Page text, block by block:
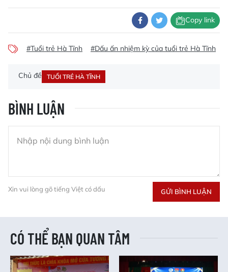
Copy link
#Tuổi trẻ Hà Tĩnh #Dấu ấn nhiệm kỳ của tuổi trẻ Hà Tĩnh
Chủ đề TUỔI TRẺ HÀ TĨNH
BÌNH LUẬN
Xin vui lòng gõ tiếng Việt có dấu GỬI BÌNH LUẬN
CÓ THỂ BẠN QUAN TÂM